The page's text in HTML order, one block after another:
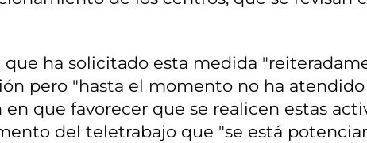
ha solicitado esta medida
pero "hasta el momento no ha atendido
que favorecer que se realicen estas
del teletrabajo que "se está